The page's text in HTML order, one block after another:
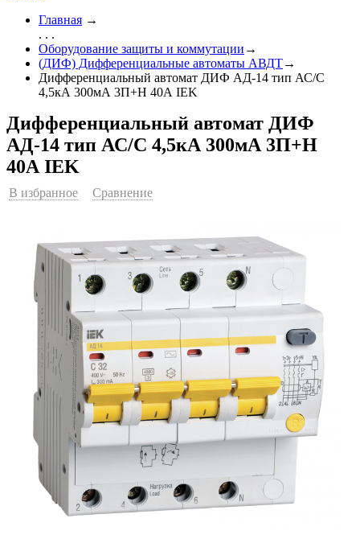
Главная →
. . .
Оборудование защиты и коммутации →
(ДИФ) Дифференциальные автоматы АВДТ→
Дифференциальный автомат ДИФ АД-14 тип АС/С
4,5кА 300мА 3П+Н 40А IEK
Дифференциальный автомат ДИФ
АД-14 тип АС/С 4,5кА 300мА 3П+Н
40А IEK
В избранное Сравнение